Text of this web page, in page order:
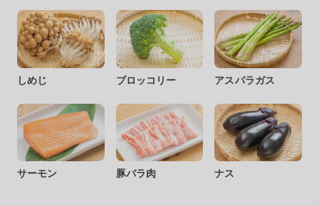
しめじ ブロッコリー アスパラガス
サーモン 豚バラ肉 ナス